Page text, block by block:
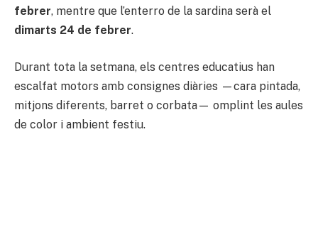
febrer, mentre que l’enterro de la sardina serà el
dimarts 24 de febrer.
Durant tota la setmana, els centres educatius han
escalfat motors amb consignes diàries —cara pintada,
mitjons diferents, barret o corbata— omplint les aules
de color i ambient festiu.